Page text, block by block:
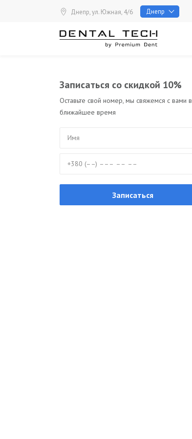
Днепр, ул. Южная, 4/6 Днепр
Записаться со скидкой 10%
Оставьте свой номер, мы свяжемся с вами в
ближайшее время